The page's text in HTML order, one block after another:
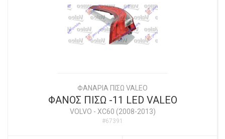
ΦΑΝΑΡΙΑ ΠΙΣΩ VALEO
ΦΑΝΟΣ ΠΙΣΩ -11 LED VALEO
VOLVO - XC60 (2008-2013)
#67391